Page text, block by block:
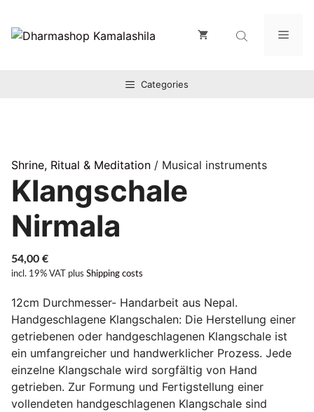
Inhalt
springen
Categories
Shrine, Ritual & Meditation / Musical instruments
Klangschale
Nirmala
54,00 €
incl. 19% VAT plus Shipping costs
12cm Durchmesser- Handarbeit aus Nepal. ​
Handgeschlagene Klangschalen: Die Herstellung einer
getriebenen oder handgeschlagenen Klangschale ist
ein umfangreicher und handwerklicher Prozess. Jede
einzelne Klangschale wird sorgfältig von Hand
getrieben. Zur Formung und Fertigstellung einer
vollendeten handgeschlagenen Klangschale sind